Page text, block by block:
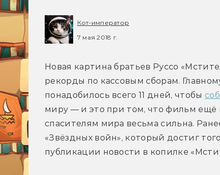
Кот-император
7 мая 2018 г.
Новая картина братьев Руссо
рекорды по кассовым сборам.
понадобилось всего 11 дней, чтобы
миру — и это при том, что фильм ещё
спасителям мира весьма сильна.
«Звёздных войн», который достиг
публикации новости в копилке